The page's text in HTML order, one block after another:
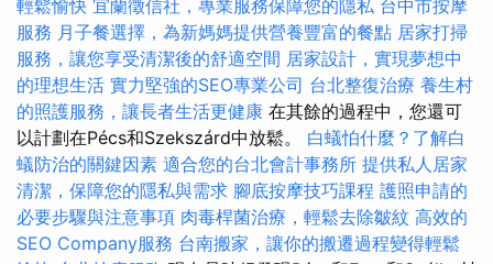
輕鬆愉快 宜蘭徵信社，專業服務保障您的隱私 台中市按摩
服務 月子餐選擇，為新媽媽提供營養豐富的餐點 居家打掃
服務，讓您享受清潔後的舒適空間 居家設計，實現夢想中
的理想生活 實力堅強的SEO專業公司 台北整復治療 養生村
的照護服務，讓長者生活更健康 在其餘的過程中，您還可
以計劃在Pécs和Szekszárd中放鬆。 白蟻怕什麼？了解白
蟻防治的關鍵因素 適合您的台北會計事務所 提供私人居家
清潔，保障您的隱私與需求 腳底按摩技巧課程 護照申請的
必要步驟與注意事項 肉毒桿菌治療，輕鬆去除皺紋 高效的
SEO Company服務 台南搬家，讓你的搬遷過程變得輕鬆